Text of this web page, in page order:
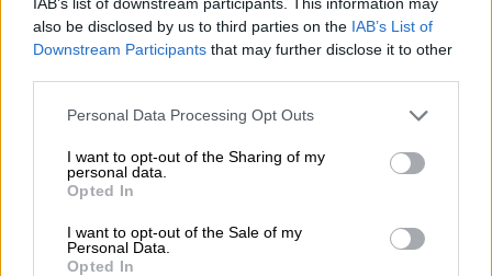
also be disclosed by us to third parties on the IAB’s List of
Downstream Participants that may further disclose it to other
Please note that this website/app uses one or more Google
not limited to your visit or usage behaviour. You may click to
grant or deny consent to Google and its third-party tags to
use your data for below specified purposes in below Google
consent section.
Personal Data Processing Opt Outs
I want to opt-out of the Sharing of my
personal data.
Opted In
I want to opt-out of the Sale of my
Personal Data.
Opted In
Τραγωδία στο Φαράγγι Βίκου: Νεκρή
η 25χρονη Αμερικανίδα τουρίστρια
Το α' τρίμηνο, παρατηρείται σε σχέση με την
αντίστοιχη περίοδο του 2024, αύξηση κατά
4,1% στους επισκέπτες, κατά 12,9% στους
επισκέπτες ελεύθερης εισόδου και κατά